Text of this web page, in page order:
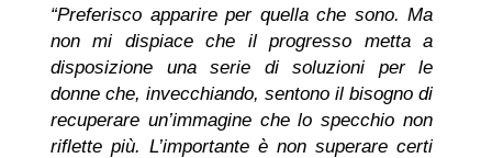
“Preferisco apparire per quella che sono. Ma
non mi dispiace che il progresso metta a
disposizione una serie di soluzioni per le
donne che, invecchiando, sentono il bisogno di
recuperare un’immagine che lo specchio non
riflette più. L’importante è non superare certi